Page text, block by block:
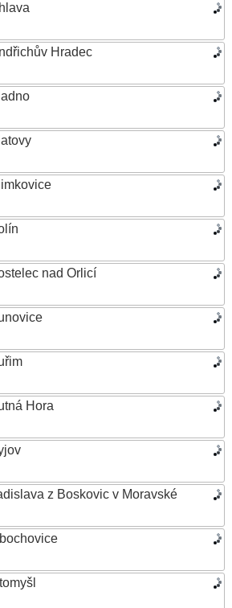
Hradec
nad Orlicí
Hora
z Boskovic v Moravské